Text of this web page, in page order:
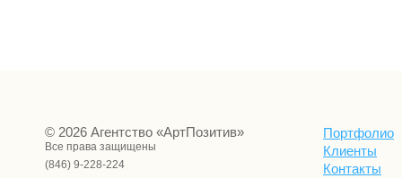
© 2026 Агентство «АртПозитив»
Все права защищены
(846) 9-228-224
Портфолио
Клиенты
Контакты